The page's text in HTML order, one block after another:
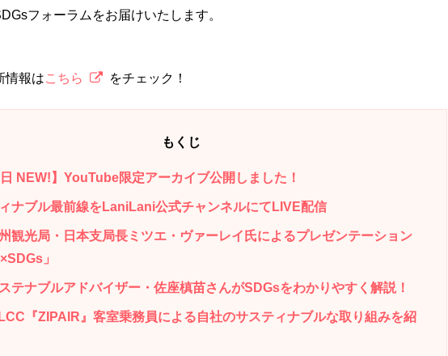
フォーラムをお届けいたします。
情報はこちら をチェック！
もくじ
NEW!】YouTube限定アーカイブ公開しました！
ナブル最前線をLaniLani公式チャンネルにてLIVE配信
観光局・日本支局長ミツエ・ヴァーレイ氏によるプレゼンテーション
」
テナブルアドバイザー・佐座槙苗さんがSDGsをわかりやすく解説！
『ZIPAIR』客室乗務員による自社のサスティナブルな取り組みを紹